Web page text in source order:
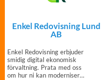
Enkel Redovisning Lund
AB
Enkel Redovisning erbjuder
smidig digital ekonomisk
förvaltning. Prata med oss
om hur ni kan modernisera